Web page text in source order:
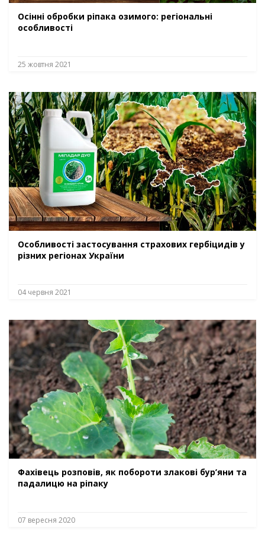
Осінні обробки ріпака озимого: регіональні
особливості
25 жовтня 2021
Особливості застосування страхових гербіцидів у
різних регіонах України
04 червня 2021
Фахівець розповів, як побороти злакові бур’яни та
падалицю на ріпаку
07 вересня 2020